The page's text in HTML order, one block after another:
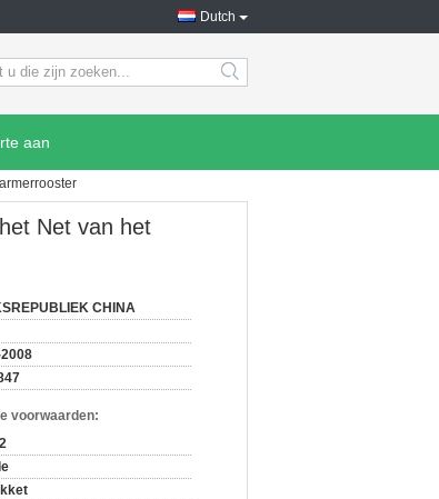
Dutch
search
aan
Net van het
CHINA
2008
voorwaarden: